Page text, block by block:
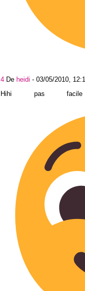
4 De heidi - 03/05/2010,
Hihi pas